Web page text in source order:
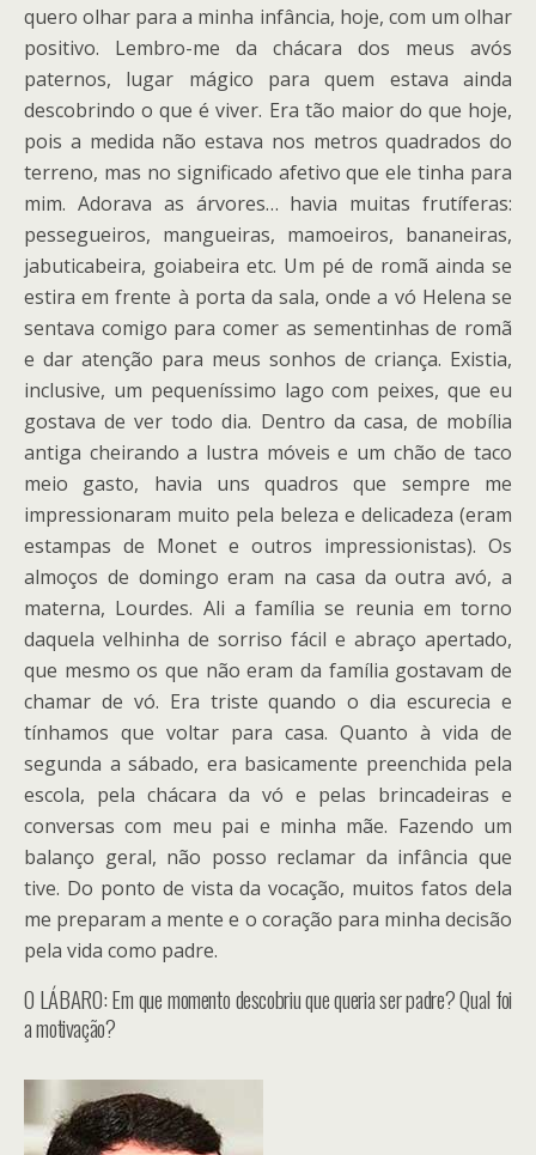
quero olhar para a minha infância, hoje, com um olhar
positivo. Lembro-me da chácara dos meus avós
paternos, lugar mágico para quem estava ainda
descobrindo o que é viver. Era tão maior do que hoje,
pois a medida não estava nos metros quadrados do
terreno, mas no significado afetivo que ele tinha para
mim. Adorava as árvores… havia muitas frutíferas:
pessegueiros, mangueiras, mamoeiros, bananeiras,
jabuticabeira, goiabeira etc. Um pé de romã ainda se
estira em frente à porta da sala, onde a vó Helena se
sentava comigo para comer as sementinhas de romã
e dar atenção para meus sonhos de criança. Existia,
inclusive, um pequeníssimo lago com peixes, que eu
gostava de ver todo dia. Dentro da casa, de mobília
antiga cheirando a lustra móveis e um chão de taco
meio gasto, havia uns quadros que sempre me
impressionaram muito pela beleza e delicadeza (eram
estampas de Monet e outros impressionistas). Os
almoços de domingo eram na casa da outra avó, a
materna, Lourdes. Ali a família se reunia em torno
daquela velhinha de sorriso fácil e abraço apertado,
que mesmo os que não eram da família gostavam de
chamar de vó. Era triste quando o dia escurecia e
tínhamos que voltar para casa. Quanto à vida de
segunda a sábado, era basicamente preenchida pela
escola, pela chácara da vó e pelas brincadeiras e
conversas com meu pai e minha mãe. Fazendo um
balanço geral, não posso reclamar da infância que
tive. Do ponto de vista da vocação, muitos fatos dela
me preparam a mente e o coração para minha decisão
pela vida como padre.
O LÁBARO: Em que momento descobriu que queria ser padre? Qual foi
a motivação?